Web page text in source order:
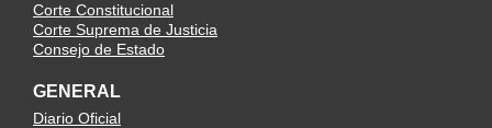
Corte Constitucional
Corte Suprema de Justicia
Consejo de Estado
GENERAL
Diario Oficial